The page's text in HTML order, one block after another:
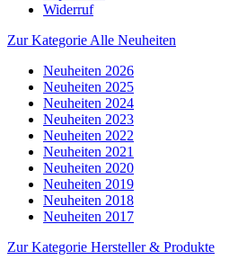
Widerruf
Zur Kategorie Alle Neuheiten
Neuheiten 2026
Neuheiten 2025
Neuheiten 2024
Neuheiten 2023
Neuheiten 2022
Neuheiten 2021
Neuheiten 2020
Neuheiten 2019
Neuheiten 2018
Neuheiten 2017
Zur Kategorie Hersteller & Produkte